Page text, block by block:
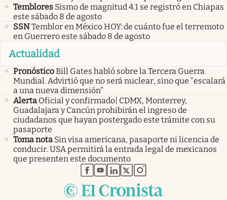
Temblores Sismo de magnitud 4.1 se registró en Chiapas
este sábado 8 de agosto
SSNTemblor en México HOY: de cuánto fue el terremoto
en Guerrero este sábado 8 de agosto
Actualidad
PronósticoBill Gates habló sobre la Tercera Guerra
Mundial. Advirtió que no será nuclear, sino que “escalará
a una nueva dimensión”
Alerta Oficial y confirmado| CDMX, Monterrey,
Guadalajara y Cancún prohibirán el ingreso de
ciudadanos que hayan postergado este trámite con su
pasaporte
Toma nota Sin visa americana, pasaporte ni licencia de
conducir. USA permitirá la entrada legal de mexicanos
que presenten este documento
abre en nueva pestaña
abre en nueva pestaña
abre en nueva pestaña
abre en nueva pestaña
abre en nueva pestaña